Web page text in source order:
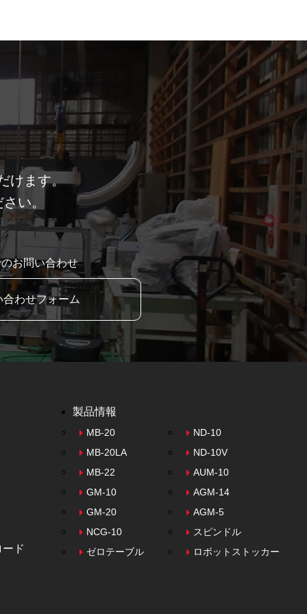
けます。
い。
お問い合わせ
合わせフォーム
ド
製品情報
MB-20
ND-10
MB-20LA
ND-10V
MB-22
AUM-10
GM-10
AGM-14
GM-20
AGM-5
NCG-10
スピンドル
ゼロテーブル
ロボットストッカー